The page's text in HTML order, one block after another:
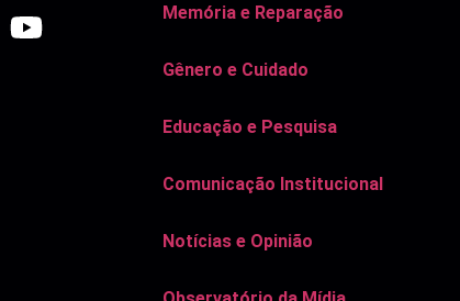
Memória e Reparação
Gênero e Cuidado
Educação e Pesquisa
Comunicação Institucional
Notícias e Opinião